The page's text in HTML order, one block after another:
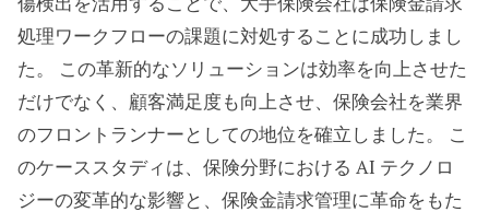
処理ワークフローの課題に対処することに成功しまし
た。 この革新的なソリューションは効率を向上させた
だけでなく、顧客満足度も向上させ、保険会社を業界
のフロントランナーとしての地位を確立しました。 こ
のケーススタディは、保険分野における AI テクノロ
ジーの変革的な影響と、保険金請求管理に革命をもた